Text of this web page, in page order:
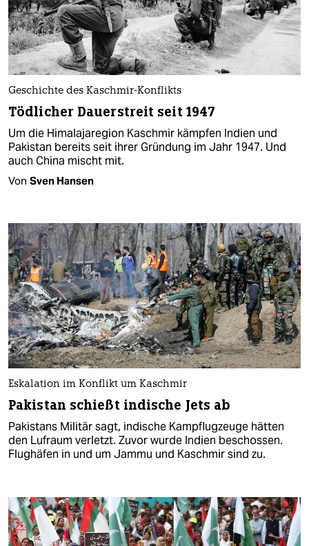
Geschichte des Kaschmir-Konflikts
Tödlicher Dauerstreit seit 1947
Um die Himalajaregion Kaschmir kämpfen Indien und
Pakistan bereits seit ihrer Gründung im Jahr 1947. Und
auch China mischt mit.
Von Sven Hansen
Eskalation im Konflikt um Kaschmir
Pakistan schießt indische Jets ab
Pakistans Militär sagt, indische Kampflugzeuge hätten
den Lufraum verletzt. Zuvor wurde Indien beschossen.
Flughäfen in und um Jammu und Kaschmir sind zu.